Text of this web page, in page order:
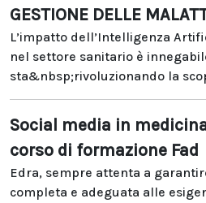
GESTIONE DELLE
L’impatto dell’Intelligenza
nel settore sanitario è
sta&nbsp;rivoluzionando la
Social media in
corso di formazione Fad
Edra, sempre attenta a
completa e adeguata alle